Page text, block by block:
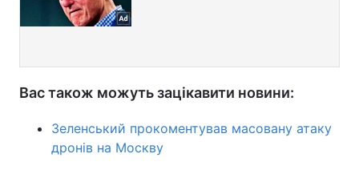
Вас також можуть зацікавити новини:
Зеленський прокоментував масовану атаку
дронів на Москву